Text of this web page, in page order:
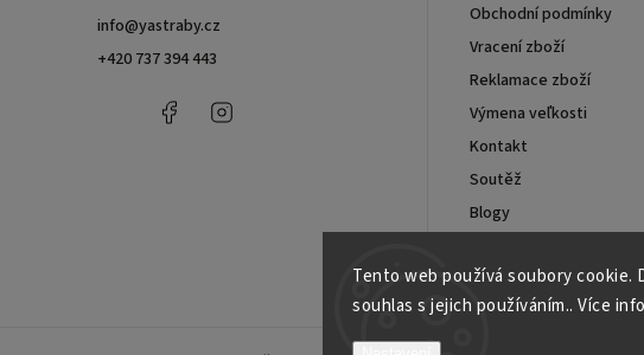
Tento web používá soubory
souhlas s jejich používáním.. Více
info@yastraby.cz
+420 737 394 443
+420
Facebook
Obchodní podmínky
Vracení zboží
Reklamace zboží
Výmena veľkosti
Kontakt
Soutěž
Blogy